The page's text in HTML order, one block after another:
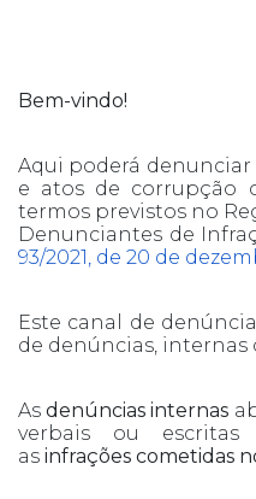
Bem-vindo!
Aqui poderá
e atos de corrupção
termos previstos no
Denunciantes de
93/2021, de 20 de
Este canal de
de denúncias, internas
Asdenúncias internas
verbais ou
as infrações cometidas